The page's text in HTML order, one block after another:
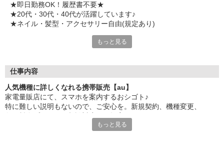
★即日勤務OK！履歴書不要★
★20代・30代・40代が活躍しています♪
★ネイル・髪型・アクセサリー自由(規定あり)
シエロのスタッフは9割が未経験スタート。
ずっと先まで役に立ちます！
丁寧な研修もあるので、
みなさんから働きやすいと好評です♪
最新アプリ事情やお得なプラン、
スマホの裏ワザを学べるチャンス♪
もっと見る
仕事内容
人気機種に詳しくなれる携帯販売【au】
家電量販店にて、スマホを案内するおシゴト♪
特に難しい説明もないので、ご安心を。新規契約、機種変更、
もっと見る